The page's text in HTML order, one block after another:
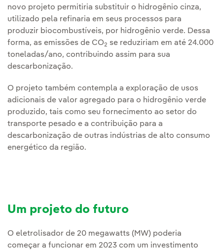
novo projeto permitiria substituir o hidrogênio cinza,
utilizado pela refinaria em seus processos para
produzir biocombustíveis, por hidrogênio verde. Dessa
forma, as emissões de CO2 se reduziriam em até 24.000
toneladas/ano, contribuindo assim para sua
descarbonização.
O projeto também contempla a exploração de usos
adicionais de valor agregado para o hidrogênio verde
produzido, tais como seu fornecimento ao setor do
transporte pesado e a contribuição para a
descarbonização de outras indústrias de alto consumo
energético da região.
Um projeto do futuro
O eletrolisador de 20 megawatts (MW) poderia
começar a funcionar em 2023 com um investimento